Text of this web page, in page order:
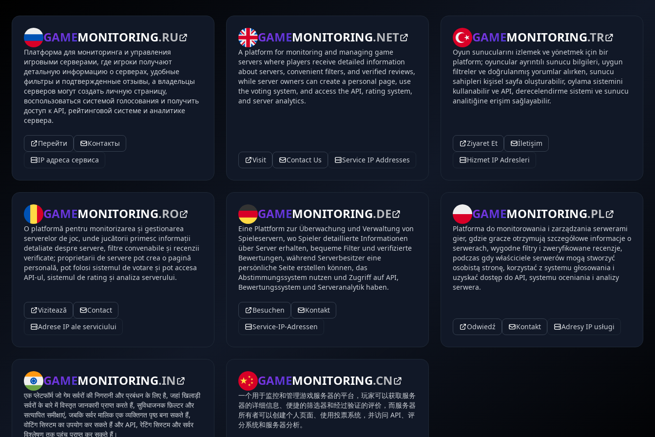
GAMEMONITORING.RU
Платформа для мониторинга и управления
игровыми серверами, где игроки получают
детальную информацию о серверах, удобные
фильтры и подтвержденные отзывы, а владельцы
серверов могут создать личную страницу,
воспользоваться системой голосования и получить
доступ к API, рейтинговой системе и аналитике
сервера.
Перейти
Контакты
IP адреса сервиса
GAMEMONITORING.NET
A platform for monitoring and managing game
servers where players receive detailed information
about servers, convenient filters, and verified reviews,
while server owners can create a personal page, use
the voting system, and access the API, rating system,
and server analytics.
Visit Contact Us Service IP Addresses
GAMEMONITORING.TR
Oyun sunucularını izlemek ve yönetmek için bir
platform; oyuncular ayrıntılı sunucu bilgileri, uygun
filtreler ve doğrulanmış yorumlar alırken, sunucu
sahipleri kişisel sayfa oluşturabilir, oylama sistemini
kullanabilir ve API, derecelendirme sistemi ve sunucu
analitiğine erişim sağlayabilir.
Ziyaret Et
İletişim
Hizmet IP Adresleri
GAMEMONITORING.RO
O platformă pentru monitorizarea și gestionarea
serverelor de joc, unde jucătorii primesc informații
detaliate despre servere, filtre convenabile și recenzii
verificate; proprietarii de servere pot crea o pagină
personală, pot folosi sistemul de votare și pot accesa
API-ul, sistemul de rating și analiza serverului.
Vizitează
Contact
Adrese IP ale serviciului
GAMEMONITORING.DE
Eine Plattform zur Überwachung und Verwaltung von
Spieleservern, wo Spieler detaillierte Informationen
über Server erhalten, bequeme Filter und verifizierte
Bewertungen, während Serverbesitzer eine
persönliche Seite erstellen können, das
Abstimmungssystem nutzen und Zugriff auf API,
Bewertungssystem und Serveranalytik haben.
Besuchen
Kontakt
Service-IP-Adressen
GAMEMONITORING.PL
Platforma do monitorowania i zarządzania serwerami
gier, gdzie gracze otrzymują szczegółowe informacje o
serwerach, wygodne filtry i zweryfikowane recenzje,
podczas gdy właściciele serwerów mogą stworzyć
osobistą stronę, korzystać z systemu głosowania i
uzyskać dostęp do API, systemu oceniania i analizy
serwera.
Odwiedź Kontakt Adresy IP usługi
GAMEMONITORING.IN
एक प्लेटफॉर्म जो गेम सर्वरों की निगरानी और प्रबंधन के लिए है, जहां खिलाड़ी
सर्वरों के बारे में विस्तृत जानकारी प्राप्त करते हैं, सुविधाजनक फ़िल्टर और
सत्यापित समीक्षाएं, जबकि सर्वर मालिक एक व्यक्तिगत पृष्ठ बना सकते हैं,
वोटिंग सिस्टम का उपयोग कर सकते हैं और API, रेटिंग सिस्टम और सर्वर
विश्लेषण तक पहुंच प्राप्त कर सकते हैं।
GAMEMONITORING.CN
一个用于监控和管理游戏服务器的平台，玩家可以获取服务
器的详细信息、便捷的筛选器和经过验证的评价，而服务器
所有者可以创建个人页面、使用投票系统，并访问 API、评
分系统和服务器分析。